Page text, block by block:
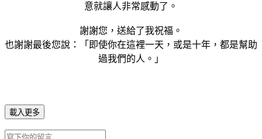
意就讓人非常感動了。
謝謝您，送給了我祝福。
也謝謝最後您說：「即使你在這裡一天，或是十年，都是幫助
過我們的人。」
載入更多